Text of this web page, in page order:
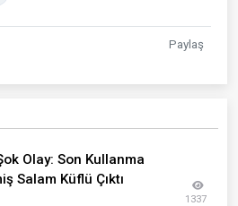
Paylaş
Olay: Son Kullanma
Salam Küflü Çıktı
1337